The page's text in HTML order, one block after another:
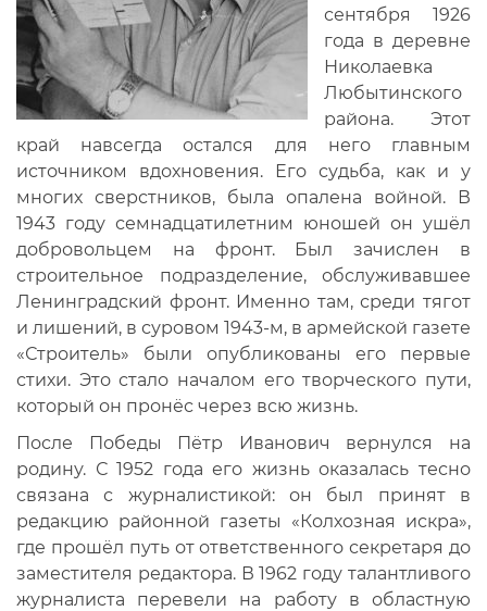
сентября 1926
года в деревне
Николаевка
Любытинского
района. Этот
край навсегда остался для него главным
источником вдохновения. Его судьба, как и у
многих сверстников, была опалена войной. В
1943 году семнадцатилетним юношей он ушёл
добровольцем на фронт. Был зачислен в
строительное подразделение, обслуживавшее
Ленинградский фронт. Именно там, среди тягот
и лишений, в суровом 1943-м, в армейской газете
«Строитель» были опубликованы его первые
стихи. Это стало началом его творческого пути,
который он пронёс через всю жизнь.
После Победы Пётр Иванович вернулся на
родину. С 1952 года его жизнь оказалась тесно
связана с журналистикой: он был принят в
редакцию районной газеты «Колхозная искра»,
где прошёл путь от ответственного секретаря до
заместителя редактора. В 1962 году талантливого
журналиста перевели на работу в областную